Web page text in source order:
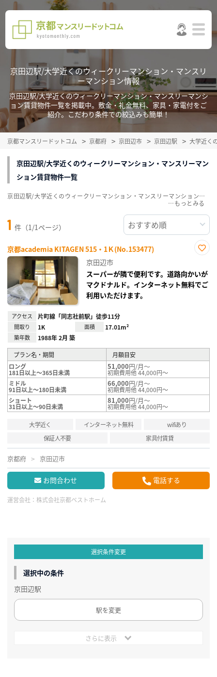
京田辺駅/大学近くのウィークリーマンション・マンスリ
ーマンション情報
京田辺駅/大学近くのウィークリーマンション・マンスリーマンシ
ョン賃貸物件一覧を掲載中。敷金・礼金無料、家具・家電付をご
紹介。こだわり条件での絞込みも簡単！
京都マンスリードットコム 京都府 京田辺市 京田辺駅 大学近く
京田辺駅/大学近くのウィークリーマンション・マンスリーマン
ション賃貸物件一覧
1 件（1/1ページ）
京都academia KITAGEN 515・1Ｋ(No.153477)
り登
録
京田辺市
スーパーが隣で便利です。道路向かいが
マクドナルド。インターネット無料でご
利用いただけます。
アクセス 片町線「同志社前駅」徒歩11分
間取り 1K 面積 17.01m²
築年数 1988年 2月 築
プラン名・期間
月額目安
ロング
181日以上～365日未満
51,000円/月～
初期費用他 44,000円～
ミドル
91日以上～180日未満
66,000円/月～
初期費用他 44,000円～
ショート
31日以上～90日未満
81,000円/月～
初期費用他 44,000円～
大学近く インターネット無料
wifiあり
保証人不要
家具付賃貸
京都府 京田辺市
お問合わせ 電話する
運営会社： 株式会社京都ベストホーム
京田辺駅/大学近くのウィークリーマンション・マンスリーマンション賃貸物件一覧を掲載中。敷金・礼金無料、家具・家電付をご紹介。こだわり条件での絞込みも簡単！
…
選択条件変更
選択中の条件
京田辺駅
駅を変更
さらに表示